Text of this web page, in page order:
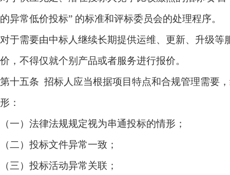
的异常低价投标” 的标准和评标委员会的处理程序。
对于需要由中标人继续长期提供运维、更新、升级
价，不得仅就个别产品或者服务进行报价。
第十五条 招标人应当根据项目特点和合规管理需要
形：
（一）法律法规规定视为串通投标的情形；
（二）投标文件异常一致；
（三）投标活动异常关联；